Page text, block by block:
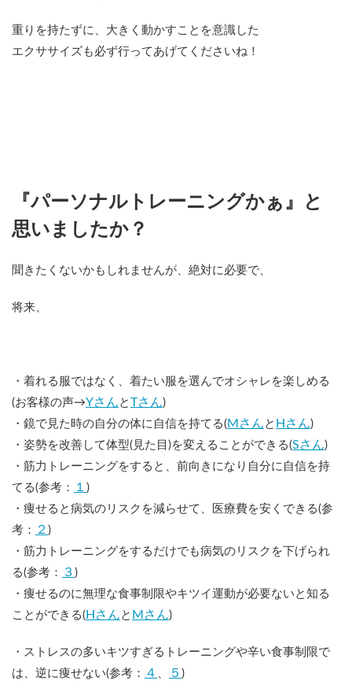
重りを持たずに、大きく動かすことを意識した
エクササイズも必ず行ってあげてくださいね！
『パーソナルトレーニングかぁ』と
思いましたか？
聞きたくないかもしれませんが、絶対に必要で、
将来、
・着れる服ではなく、着たい服を選んでオシャレを楽しめる
(お客様の声→Yさん と Tさん)
・鏡で見た時の自分の体に自信を持てる(Mさん と Hさん)
・姿勢を改善して体型(見た目)を変えることができる(Sさん)
・筋力トレーニングをすると、前向きになり自分に自信を持
てる(参考：
１ )
・痩せると病気のリスクを減らせて、医療費を安くできる(参
考：
２ )
・筋力トレーニングをするだけでも病気のリスクを下げられ
る(参考：
３ )
・痩せるのに無理な食事制限やキツイ運動が必要ないと知る
ことができる( Hさん と Mさん)
・ストレスの多いキツすぎるトレーニングや辛い食事制限で
は、逆に痩せない(参考： ４ ５ )